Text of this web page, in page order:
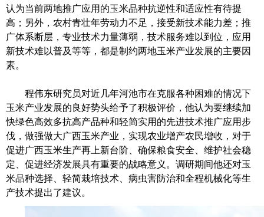
认为当前两地推广应用的玉米品种抗逆性和适应性有待提
高； 另外，农村青壮年劳动力不足，接受新技术能力差；推
广体系断层，专业技术力量薄弱，技术服务难以到位，应用
新技术难以普及等等，都是制约两地玉米产业发展的主要因
素。
程伟东研究员对近几年河池市在克服各种困难的情况下
玉米产业发展的良好势头给予了积极评价 ，他认为要继续加
快绿色高效多抗高产品种和轻简实用 的先进技术推广应用步
伐，做强做大广西玉米产业，实现农业增产农民增收，对于
促进广西玉米生产再上新台阶、确保粮食安全、维护社会稳
定、促进经济发展具有重要的战略意义。调研期间他还对玉
米品种选择、轻简栽培技术、病虫害防治和全程机械化等生
产技术提出了建议。